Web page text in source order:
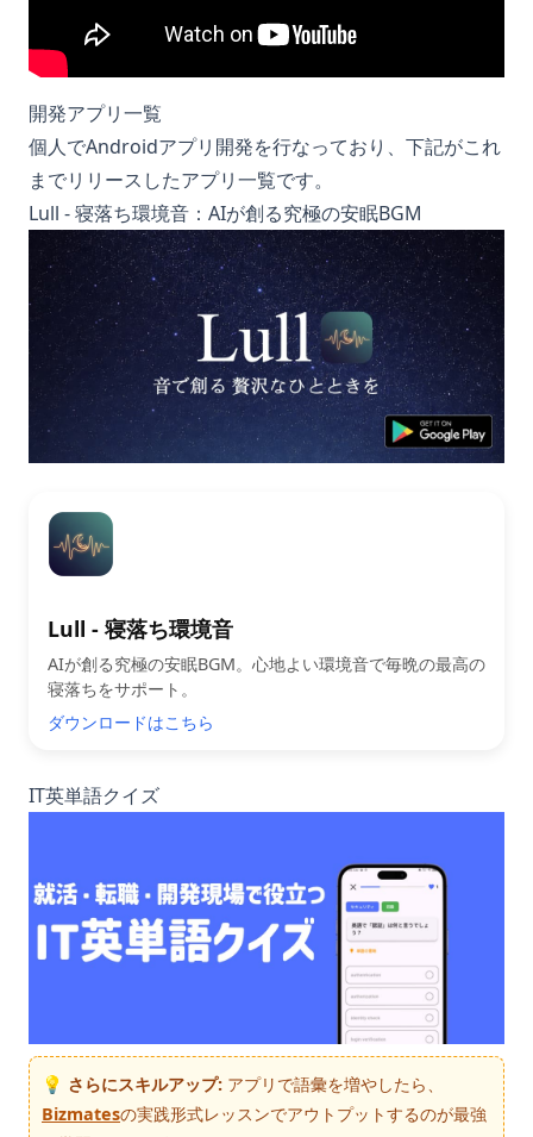
開発アプリ一覧
個人でAndroidアプリ開発を行なっており、下記がこれ
までリリースしたアプリ一覧です。
Lull - 寝落ち環境音：AIが創る究極の安眠BGM
Lull - 寝落ち環境音
AIが創る究極の安眠BGM。心地よい環境音で毎晩の最高の
寝落ちをサポート。
ダウンロードはこちら
IT英単語クイズ
💡 さらにスキルアップ: アプリで語彙を増やしたら、
Bizmatesの実践形式レッスンでアウトプットするのが最強